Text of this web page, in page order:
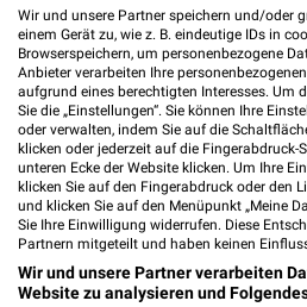
CHRIST Filialen &
folgenden Städten
› CHRIST in Berlin
› CHRIST in Hamburg
› CHRIST in München
› CHRIST in Köln
CHRIST in Frankfurt (Main)
› CHRIST in Stuttgart
Wir und unsere Partner speichern und/oder
einem Gerät zu, wie z. B. eindeutige IDs in
Browserspeichern, um personenbezogene
Anbieter verarbeiten Ihre
aufgrund eines berechtigten Interesses. Um
Sie die „Einstellungen“. Sie können Ihre
oder verwalten, indem Sie auf die
klicken oder jederzeit auf die Fingerabdruck-
unteren Ecke der Website klicken. Um Ihre
klicken Sie auf den Fingerabdruck oder den
und klicken Sie auf den Menüpunkt „Meine
Sie Ihre Einwilligung widerrufen. Diese
Partnern mitgeteilt und haben keinen
Wir und unsere Partner verarbeiten
Website zu analysieren und